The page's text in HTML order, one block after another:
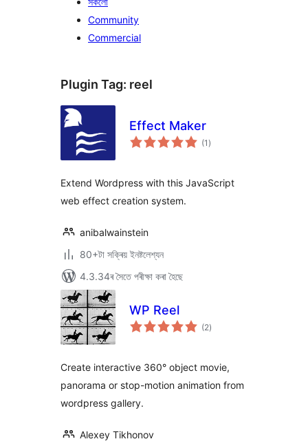
Community
Commercial
Plugin Tag: reel
Effect Maker
(1 টা
মুঠ)
Extend Wordpress with this JavaScript
web effect creation system.
anibalwainstein
80+টা সক্ৰিয় ইনষ্টলেশ্যন
4.3.34ৰ সৈতে পৰীক্ষা কৰা হৈছে
WP Reel
(2টা
মুঠ)
Create interactive 360° object movie,
panorama or stop-motion animation from
wordpress gallery.
Alexey Tikhonov